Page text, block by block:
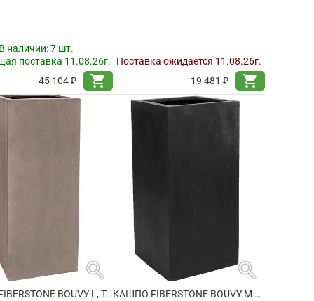
наличии:7 шт.
поставка 11.08.26г.
45 104 ₽
shopping_cart
Поставка ожидается 11.08.26г.
19 481 ₽
shopping_cart
search
КАШПО FIBERSTONE BOUVY L, TAUPE
search
КАШПО FIBERSTONE BOUVY M BLACK